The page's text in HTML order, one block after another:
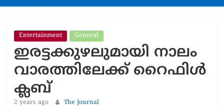
Unfolding
The
Truth
Entertainment General
ഇരട്ടക്കുഴലുമായി നാലം
വാരത്തിലേക്ക് റൈഫിൾ
ക്ലബ്
2 years ago The Journal